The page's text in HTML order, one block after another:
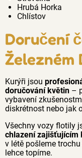
Hrubá Horka
Chlístov
Doručení
Železném
Kurýři jsou
doručování květin –
vybavení
diskrétnost nebo jak
Všechny vozy flotily
chlazení zajišťujícím
v létě pošleme
lehce topíme.